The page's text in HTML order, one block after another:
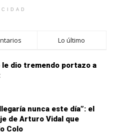
Lo último
le dio tremendo portazo a
nunca este día”: el
de Arturo Vidal que
Colo